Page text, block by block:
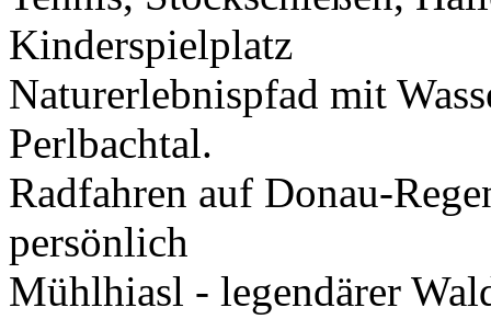
Kinderspielplatz
Naturerlebnispfad mit
Perlbachtal.
Radfahren auf Donau-
persönlich
Mühlhiasl - legendärer